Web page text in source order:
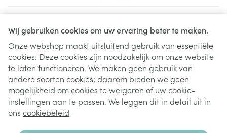
Wij gebruiken cookies om uw ervaring beter te maken.
Onze webshop maakt uitsluitend gebruik van essentiële
cookies. Deze cookies zijn noodzakelijk om onze website
te laten functioneren. We maken geen gebruik van
andere soorten cookies; daarom bieden we geen
mogelijkheid om cookies te weigeren of uw cookie-
instellingen aan te passen. We leggen dit in detail uit in
ons cookiebeleid
Juridische links